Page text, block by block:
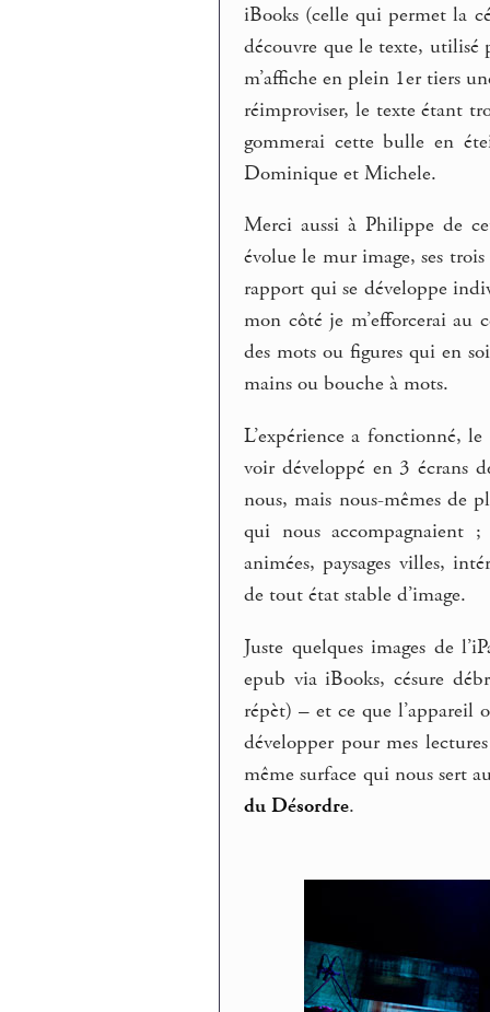
iBooks (celle qui permet la
découvre que le texte, utilisé
m’affiche en plein 1er tiers
réimproviser, le texte étant
gommerai cette bulle en
Dominique et Michele.
Merci aussi à Philippe de
évolue le mur image, ses trois
rapport qui se développe
mon côté je m’efforcerai au
des mots ou figures qui en
mains ou bouche à mots.
L’expérience a fonctionné,
voir développé en 3 écrans
nous, mais nous-mêmes de
qui nous accompagnaient
animées, paysages villes,
de tout état stable d’image.
Juste quelques images de
epub via iBooks, césure
répèt) – et ce que l’appareil
développer pour mes
même surface qui nous sert
du Désordre.